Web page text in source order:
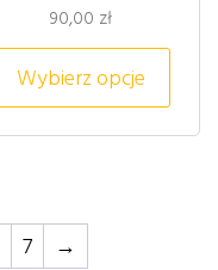
95,00 zł.
87,00 zł.
ma wiele
90,00 zł
Wybierz opcje
Ten
7 →